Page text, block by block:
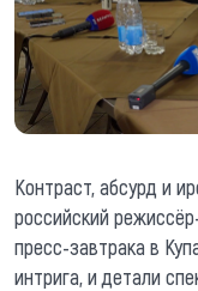
Контраст, абсурд и
российский
пресс-завтрака в
интрига, и детали